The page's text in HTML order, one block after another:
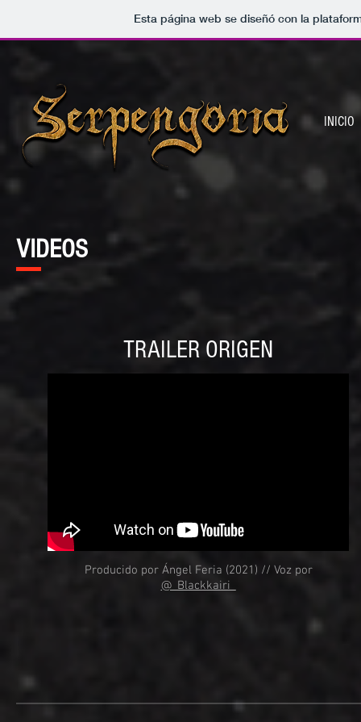
Esta página web se diseñó con la
INICIO
VIDEOS
TRAILER ORIGEN
Producido por Ángel Feria (2021) // Voz por
@_Blackkairi_